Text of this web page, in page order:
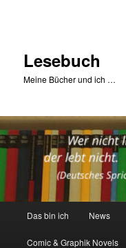
Lesebuch
Meine Bücher und ich …
Das bin ich News
Comic & Graphik Novels